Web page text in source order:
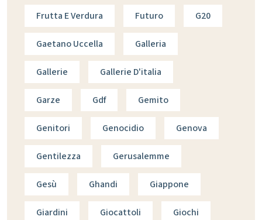
Frutta E Verdura Futuro G20
Gaetano Uccella Galleria
Gallerie Gallerie D'italia
Garze Gdf Gemito
Genitori Genocidio Genova
Gentilezza Gerusalemme
Gesù Ghandi Giappone
Giardini Giocattoli Giochi